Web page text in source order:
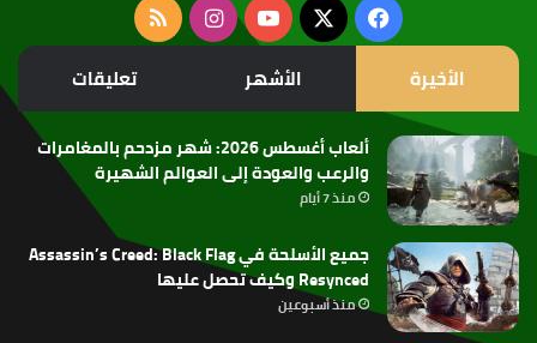
فيسبوك
‫X
‫YouTubeانستقرامملخص
الموقع
RSS
الأخيرة الأشهر تعليقات
ألعاب أغسطس 2026: شهر مزدحم بالمغامرات
والرعب والعودة إلى العوالم الشهيرة
منذ 7 أيام
جميع الأسلحة في Assassin’s Creed: Black Flag
Resynced وكيف تحصل عليها
منذ أسبوعين